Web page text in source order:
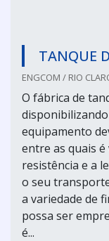
TANQUE
ENGCOM / RIO
O fábrica de
equipamento
entre as quais
resistência e a
o seu
a variedade de
possa ser
é...